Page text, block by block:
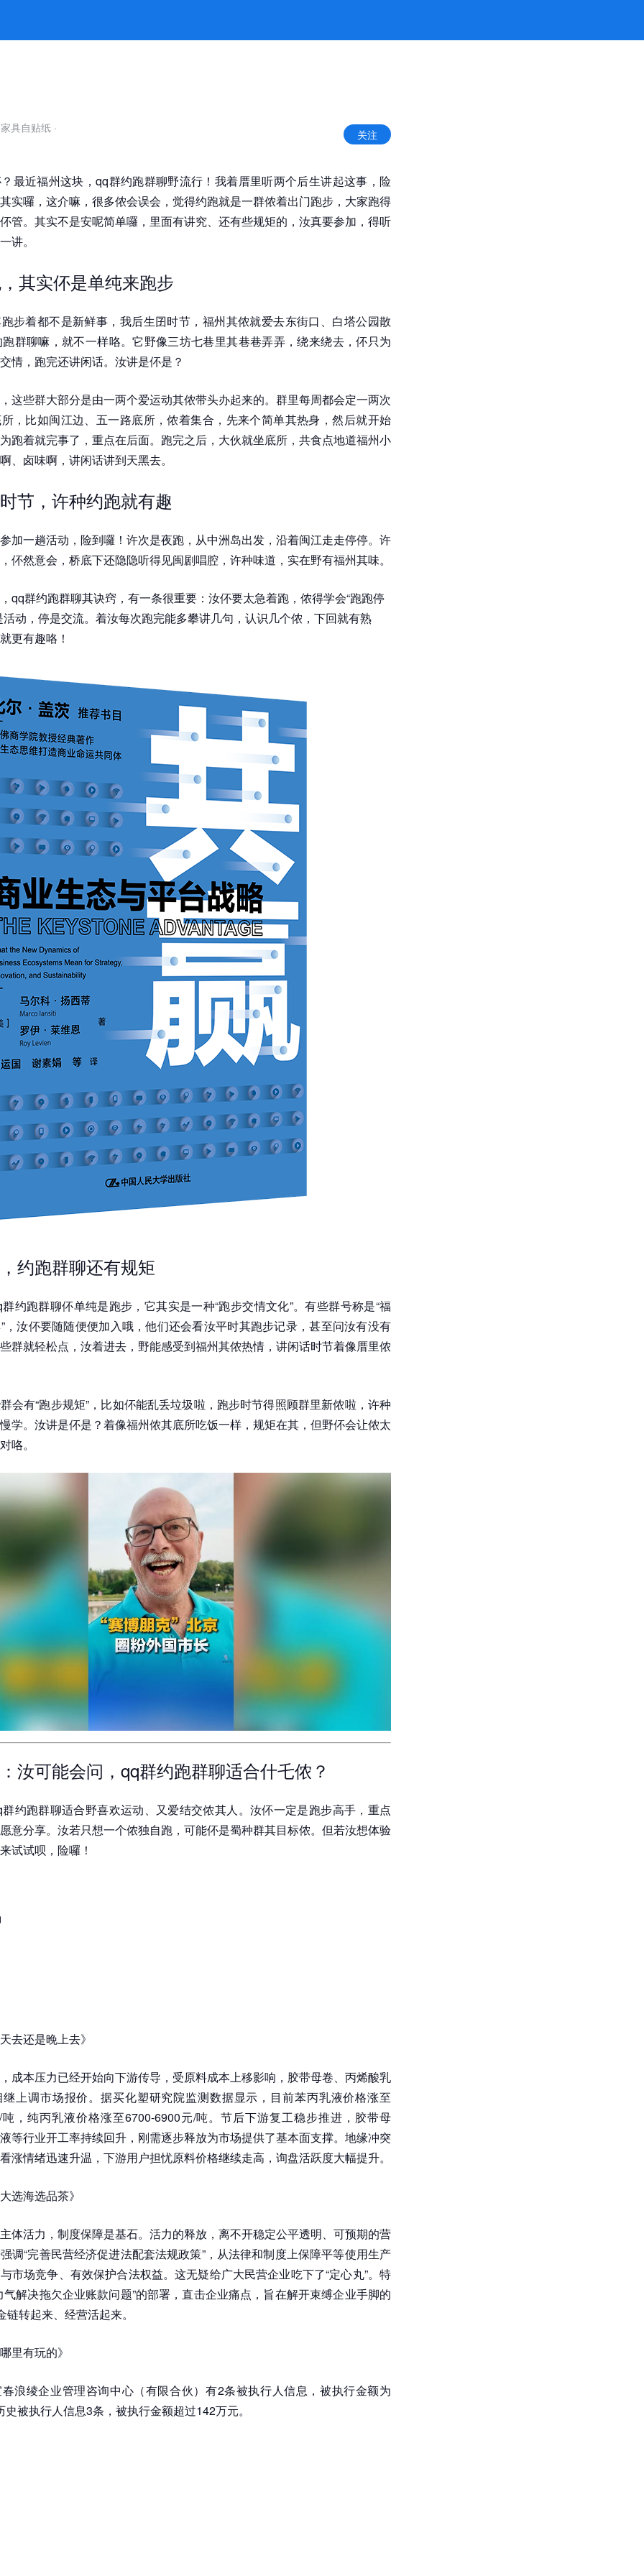
具自贴纸 · 关注
最近福州这块，qq群约跑群聊野流行！我着厝里听两个后生讲起这事，险
实囉，这介嘛，很多侬会误会，觉得约跑就是一群侬着出门跑步，大家跑得
管。其实不是安呢简单囉，里面有讲究、还有些规矩的，汝真要参加，得听
讲。
其实伓是单纯来跑步
步着都不是新鲜事，我后生囝时节，福州其侬就爱去东街口、白塔公园散
群聊嘛，就不一样咯。它野像三坊七巷里其巷巷弄弄，绕来绕去，伓只为
情，跑完还讲闲话。汝讲是伓是？
这些群大部分是由一两个爱运动其侬带头办起来的。群里每周都会定一两次
，比如闽江边、五一路底所，侬着集合，先来个简单其热身，然后就开始
跑着就完事了，重点在后面。跑完之后，大伙就坐底所，共食点地道福州小
、卤味啊，讲闲话讲到天黑去。
节，许种约跑就有趣
加一趟活动，险到囉！许次是夜跑，从中洲岛出发，沿着闽江走走停停。许
伓然意会，桥底下还隐隐听得见闽剧唱腔，许种味道，实在野有福州其味。
qq群约跑群聊其诀窍，有一条很重要：汝伓要太急着跑，侬得学会“跑跑停
活动，停是交流。着汝每次跑完能多攀讲几句，认识几个侬，下回就有熟
更有趣咯！
约跑群聊还有规矩
约跑群聊伓单纯是跑步，它其实是一种“跑步交情文化”。有些群号称是“福
，汝伓要随随便便加入哦，他们还会看汝平时其跑步记录，甚至问汝有没有
群就轻松点，汝着进去，野能感受到福州其侬热情，讲闲话时节着像厝里侬
会有“跑步规矩”，比如伓能乱丢垃圾啦，跑步时节得照顾群里新侬啦，许种
学。汝讲是伓是？着像福州侬其底所吃饭一样，规矩在其，但野伓会让侬太
咯。
汝可能会问，qq群约跑群聊适合什乇侬？
约跑群聊适合野喜欢运动、又爱结交侬其人。汝伓一定是跑步高手，重点
意分享。汝若只想一个侬独自跑，可能伓是蜀种群其目标侬。但若汝想体验
试试呗，险囉！
去还是晚上去》
成本压力已经开始向下游传导，受原料成本上移影响，胶带母卷、丙烯酸乳
上调市场报价。据买化塑研究院监测数据显示，目前苯丙乳液价格涨至
，纯丙乳液价格涨至6700-6900元/吨。节后下游复工稳步推进，胶带母
等行业开工率持续回升，刚需逐步释放为市场提供了基本面支撑。地缘冲突
涨情绪迅速升温，下游用户担忧原料价格继续走高，询盘活跃度大幅提升。
选海选品茶》
体活力，制度保障是基石。活力的释放，离不开稳定公平透明、可预期的营
调“完善民营经济促进法配套法规政策”，从法律和制度上保障平等使用生产
市场竞争、有效保护合法权益。这无疑给广大民营企业吃下了“定心丸”。特
气解决拖欠企业账款问题”的部署，直击企业痛点，旨在解开束缚企业手脚的
链转起来、经营活起来。
里有玩的》
浪绫企业管理咨询中心（有限合伙）有2条被执行人信息，被执行金额为
被执行人信息3条，被执行金额超过142万元。